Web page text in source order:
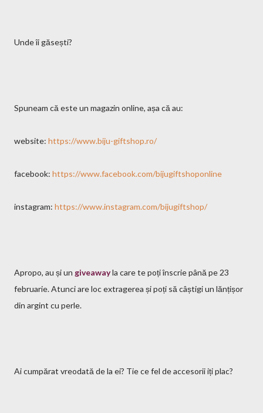
Unde îi găsești?
Spuneam că este un magazin online, așa că au:
website: https://www.biju-giftshop.ro/
facebook: https://www.facebook.com/bijugiftshoponline
instagram: https://www.instagram.com/bijugiftshop/
Apropo, au și un giveawayla care te poți înscrie până pe 23
februarie. Atunci are loc extragerea și poți să câștigi un lănțișor
din argint cu perle.
Ai cumpărat vreodată de la ei? Tie ce fel de accesorii iți plac?